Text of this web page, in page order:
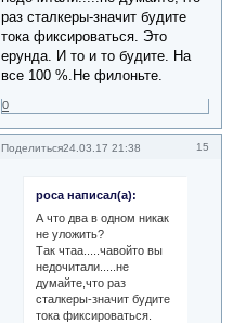
раз сталкеры-значит будите
тока фиксироваться. Это
ерунда. И то и то будите. На
все 100 %.Не филоньте.
0
Поделиться 15
24.03.17 21:38
роса написал(а):
А что два в одном никак
не уложить?
Так чтаа.....чавойто вы
недочитали.....не
думайте,что раз
сталкеры-значит будите
тока фиксироваться.